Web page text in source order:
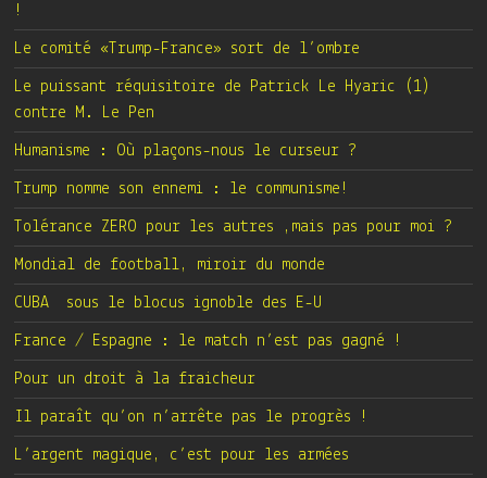
!
Le comité «Trump-France» sort de l’ombre
Le puissant réquisitoire de Patrick Le Hyaric (1)
contre M. Le Pen
Humanisme : Où plaçons-nous le curseur ?
Trump nomme son ennemi : le communisme!
Tolérance ZERO pour les autres ,mais pas pour moi ?
Mondial de football, miroir du monde
CUBA sous le blocus ignoble des E-U
France / Espagne : le match n’est pas gagné !
Pour un droit à la fraicheur
Il paraît qu’on n’arrête pas le progrès !
L’argent magique, c’est pour les armées